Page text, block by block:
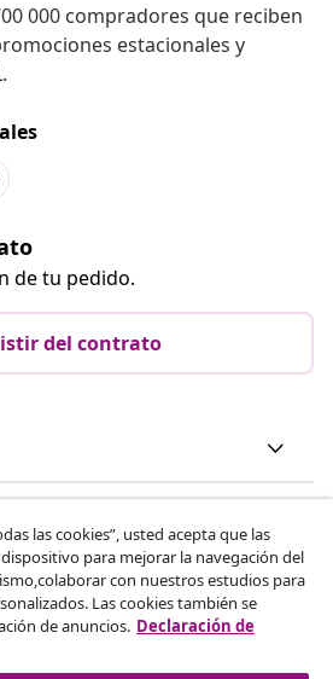
000 compradores que reciben
estacionales y
de tu pedido.
del contrato
las cookies”, usted acepta que las
para mejorar la navegación del
con nuestros estudios para
Las cookies también se
de anuncios. Declaración de